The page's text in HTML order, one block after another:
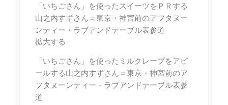
「いちごさん」を使ったスイーツをＰＲする
山之内すずさん＝東京・神宮前のアフタヌー
ンティー・ラブアンドテーブル表参道
拡大する
「いちごさん」を使ったミルクレープをアピ
ールする山之内すずさん＝東京・神宮前のア
フタヌーンティー・ラブアンドテーブル表参
道